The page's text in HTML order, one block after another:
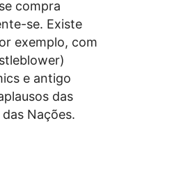
compra
se. Existe
exemplo, com
e antigo
das
Nações.